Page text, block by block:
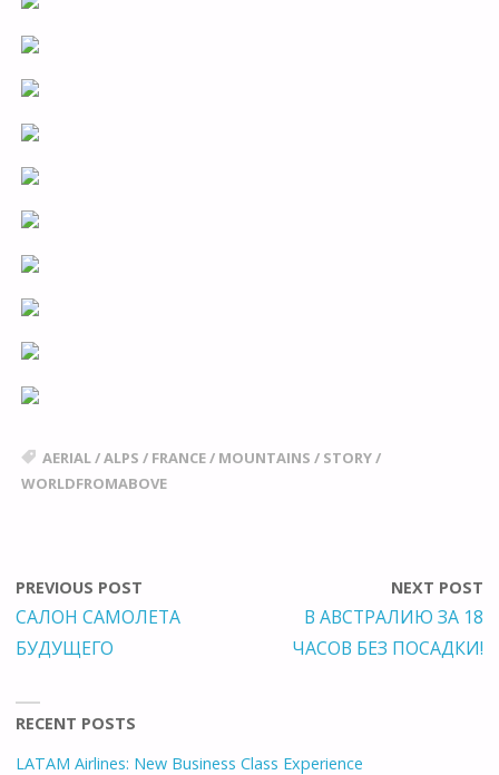
AERIAL/ALPS / FRANCE/ MOUNTAINS / STORY/
WORLDFROMABOVE
PREVIOUS POST
САЛОН САМОЛЕТА
БУДУЩЕГО
NEXT POST
В АВСТРАЛИЮ ЗА 18
ЧАСОВ БЕЗ ПОСАДКИ!
RECENT POSTS
LATAM Airlines: New Business Class Experience